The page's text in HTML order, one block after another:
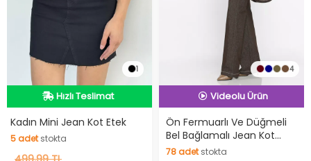
1
Hızlı Teslimat
Hızlı Teslimat
Kadın Mini Jean Kot Etek
5adetstokta
5adetstokta
4
İndirimli Ürün
Hızlı Teslimat
Videolu Ürün
Ön Fermuarlı Ve Düğmeli
Bel Bağlamalı Jean Kot
Ceket Pantolon Tesettür
78adetstokta